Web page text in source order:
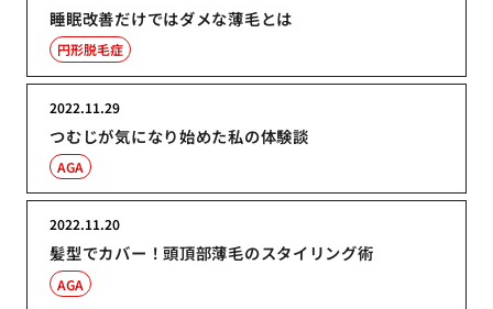
睡眠改善だけではダメな薄毛とは
円形脱毛症
つむじが気になり始めた私の体験談
2022.11.29
AGA
髪型でカバー！頭頂部薄毛のスタイリング術
2022.11.20
AGA